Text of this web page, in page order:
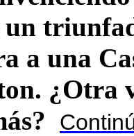
un
a una
¿Otra